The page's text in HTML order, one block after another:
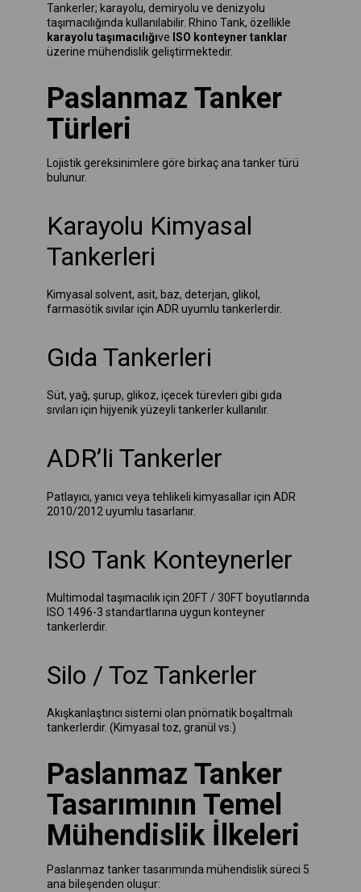
Tankerler; karayolu, demiryolu ve denizyolu
taşımacılığında kullanılabilir. Rhino Tank, özellikle
karayolu taşımacılığıve ISO konteyner tanklar
üzerine mühendislik geliştirmektedir.
Paslanmaz Tanker
Türleri
Lojistik gereksinimlere göre birkaç ana tanker türü
bulunur.
Karayolu Kimyasal
Tankerleri
Kimyasal solvent, asit, baz, deterjan, glikol,
farmasötik sıvılar için ADR uyumlu tankerlerdir.
Gıda Tankerleri
Süt, yağ, şurup, glikoz, içecek türevleri gibi gıda
sıvıları için hijyenik yüzeyli tankerler kullanılır.
ADR’li Tankerler
Patlayıcı, yanıcı veya tehlikeli kimyasallar için ADR
2010/2012 uyumlu tasarlanır.
ISO Tank Konteynerler
Multimodal taşımacılık için 20FT / 30FT boyutlarında
ISO 1496-3 standartlarına uygun konteyner
tankerlerdir.
Silo / Toz Tankerler
Akışkanlaştırıcı sistemi olan pnömatik boşaltmalı
tankerlerdir. (Kimyasal toz, granül vs.)
Paslanmaz Tanker
Tasarımının Temel
Mühendislik İlkeleri
Paslanmaz tanker tasarımında mühendislik süreci 5
ana bileşenden oluşur: